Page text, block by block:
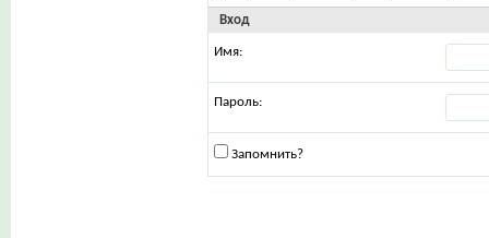
Вход
Имя:
Пароль:
Запомнить?